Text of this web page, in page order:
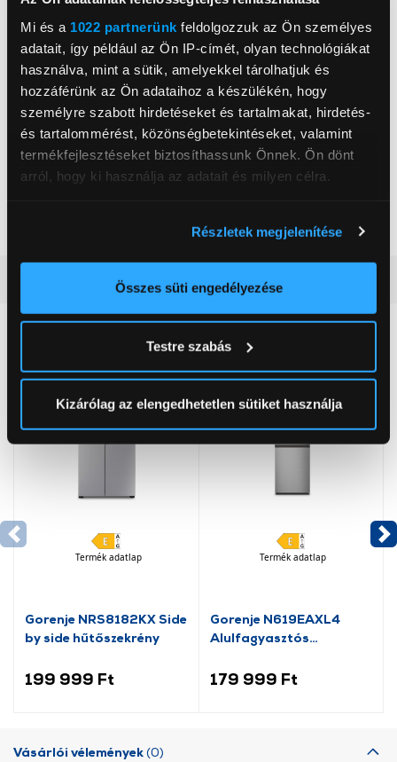
Mi és a 1022 partnerünk feldolgozzuk az Ön személyes
adatait, így például az Ön IP-címét, olyan technológiákat
használva, mint a sütik, amelyekkel tárolhatjuk és
hozzáférünk az Ön adataihoz a készülékén, hogy
személyre szabott hirdetéseket és tartalmakat, hirdetés-
és tartalommérést, közönségbetekintéseket, valamint
termékfejlesztéseket biztosíthassunk Önnek. Ön dönt
arról, hogy ki használja az adatait és milyen célra.
elhelyezkedéséről pár méteres pontossággal
Az Ön készülékén beazonosítása annak konkrét
módjairól és adja meg preferenciáit aRészletek
pontban. Bármikor módosíthatja vagy visszavonhatja a
Sütinyilatkozathoz való hozzájárulását.
szolgáltatásaink biztosításához szükségesek. Az oldal
használatával Ön elfogadja a cookie-k használatát.
További információk:
Adatvédelem
Részletek megjelenítése
Összes süti engedélyezése
Testre szabás
Kizárólag az elengedhetetlen sütiket használja
Légkeverés
Igen
Digitális kijelző
Igen
Szélesség
50 cm
Mélység
60 cm
Magasság
Zajszint
50 dBA
Szín
Fehér
Részletes ismertető
Neked ajánljuk
Termék adatlap
Gorenje NRS8182KX Side
by side hűtőszekrény
199 999 Ft
Termék adatlap
Gorenje N619EAXL4
Alulfagyasztós
179 999 Ft
Vásárlói vélemények(0)